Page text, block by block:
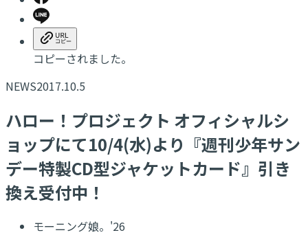
コピーされました。
NEWS2017.10.5
ハロー！プロジェクト オフィシャルシ
ョップにて10/4(水)より『週刊少年サン
デー特製CD型ジャケットカード』引き
換え受付中！
モーニング娘。'26